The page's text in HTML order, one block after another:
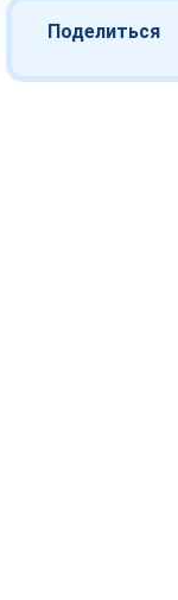
Поделиться